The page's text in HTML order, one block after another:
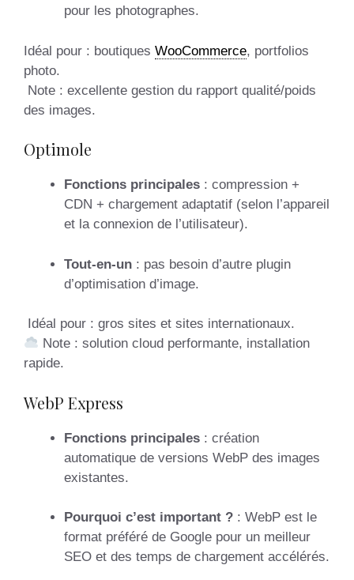
pour les photographes.
Idéal pour : boutiques WooCommerce, portfolios
photo.
Note : excellente gestion du rapport qualité/poids
des images.
Optimole
Fonctions principales : compression +
CDN + chargement adaptatif (selon l’appareil
et la connexion de l’utilisateur).
Tout-en-un : pas besoin d’autre plugin
d’optimisation d’image.
Idéal pour : gros sites et sites internationaux.
Note : solution cloud performante, installation
rapide.
WebP Express
Fonctions principales : création
automatique de versions WebP des images
existantes.
Pourquoi c’est important ? : WebP est le
format préféré de Google pour un meilleur
SEO et des temps de chargement accélérés.